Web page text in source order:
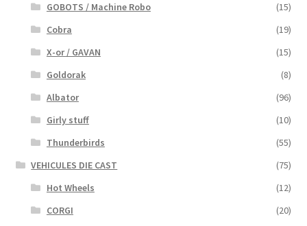
GOBOTS / Machine Robo
(15)
Cobra
(19)
X-or / GAVAN
(15)
Goldorak
(8)
Albator
(96)
Girly stuff
(10)
Thunderbirds
(55)
VEHICULES DIE CAST
(75)
Hot Wheels
(12)
CORGI
(20)